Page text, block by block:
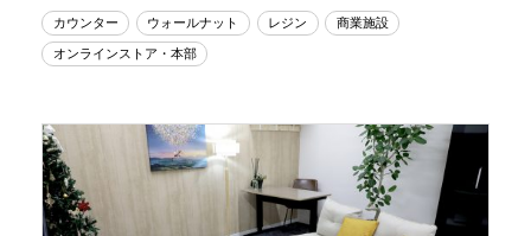
カウンター ウォールナット レジン
商業施設
オンラインストア・本部